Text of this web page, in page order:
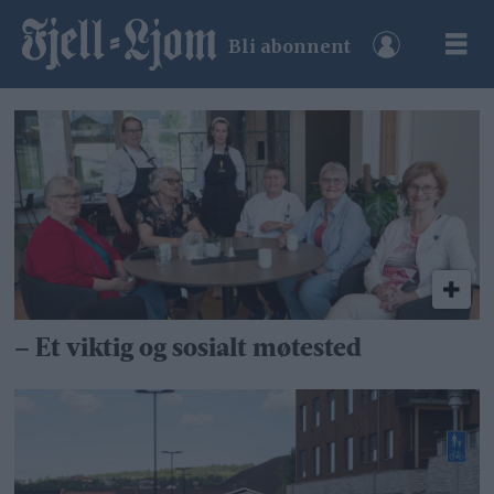
Bli abonnent
Tag:
Øverhagaen
bo-
helse-
og
velferdssenter
– Et viktig og sosialt møtested